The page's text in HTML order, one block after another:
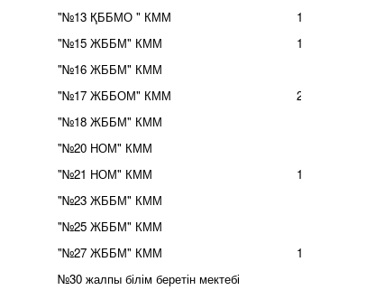
"№13 ҚББМО " КММ
14
"№15 ЖББМ" КММ
10
"№16 ЖББМ" КММ
"№17 ЖББОМ" КММ
22
"№18 ЖББМ" КММ
"№20 НОМ" КММ
"№21 НОМ" КММ
14
"№23 ЖББМ" КММ
"№25 ЖББМ" КММ
"№27 ЖББМ" КММ
10
№30 жалпы білім беретін мектебі